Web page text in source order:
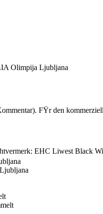
Olimpija Ljubljana
FŸr den
EHC Liwest Black